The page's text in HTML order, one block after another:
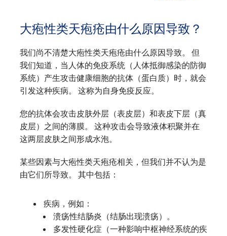
大疱性类天疱疮由什么原因导致？
我们尚不清楚大疱性类天疱疮由什么原因导致。 但
我们知道，当人体的免疫系统（人体抵御感染的防御
系统）产生攻击健康细胞的抗体（蛋白质）时，就会
引发这种疾病。 这称为自身免疫反应。
您的抗体会攻击皮肤外层（表皮层）和表皮下层（真
皮层）之间的薄膜。 这种攻击会导致液体积聚并在
这两层皮肤之间形成水泡。
某些因素与大疱性类天疱疮相关，但我们并不认为是
由它们所导致。 其中包括：
疾病，例如：
溃疡性结肠炎（结肠出现溃疡）。
多发性硬化症（一种影响中枢神经系统的疾